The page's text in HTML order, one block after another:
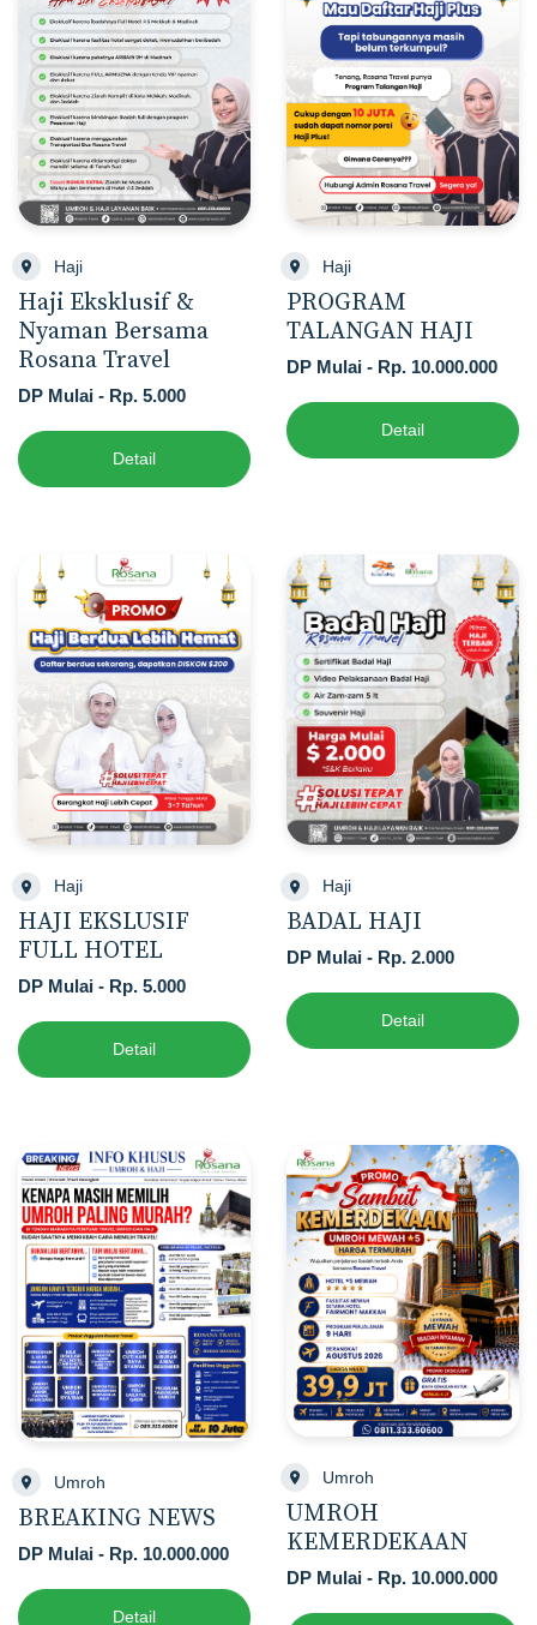
Haji
Haji Eksklusif &
Nyaman Bersama
Rosana Travel
DP Mulai - Rp. 5.000
Detail
Haji
PROGRAM
TALANGAN HAJI
DP Mulai - Rp. 10.000.000
Detail
Haji
HAJI EKSLUSIF
FULL HOTEL
DP Mulai - Rp. 5.000
Detail
Haji
BADAL HAJI
DP Mulai - Rp. 2.000
Detail
Umroh
BREAKING NEWS
DP Mulai - Rp. 10.000.000
Detail
Umroh
UMROH
KEMERDEKAAN
DP Mulai - Rp. 10.000.000